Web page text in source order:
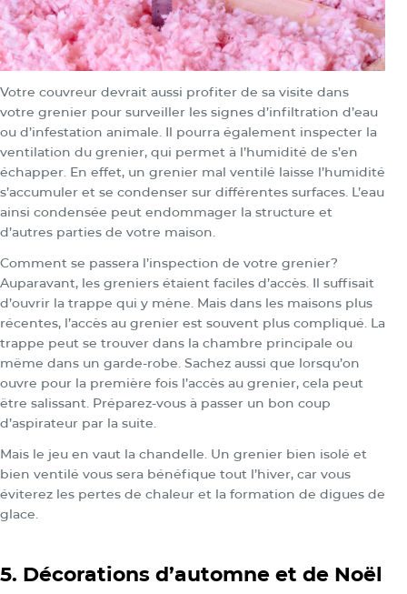
Votre couvreur devrait aussi profiter de sa visite dans
votre grenier pour surveiller les signes d’infiltration d’eau
ou d’infestation animale. Il pourra également inspecter la
ventilation du grenier, qui permet à l’humidité de s’en
échapper. En effet, un grenier mal ventilé laisse l’humidité
s’accumuler et se condenser sur différentes surfaces. L’eau
ainsi condensée peut endommager la structure et
d’autres parties de votre maison.
Comment se passera l’inspection de votre grenier?
Auparavant, les greniers étaient faciles d’accès. Il suffisait
d’ouvrir la trappe qui y mène. Mais dans les maisons plus
récentes, l’accès au grenier est souvent plus compliqué. La
trappe peut se trouver dans la chambre principale ou
même dans un garde-robe. Sachez aussi que lorsqu’on
ouvre pour la première fois l’accès au grenier, cela peut
être salissant. Préparez-vous à passer un bon coup
d’aspirateur par la suite.
Mais le jeu en vaut la chandelle. Un grenier bien isolé et
bien ventilé vous sera bénéfique tout l’hiver, car vous
éviterez les pertes de chaleur et la formation de digues de
glace.
5. Décorations d’automne et de Noël